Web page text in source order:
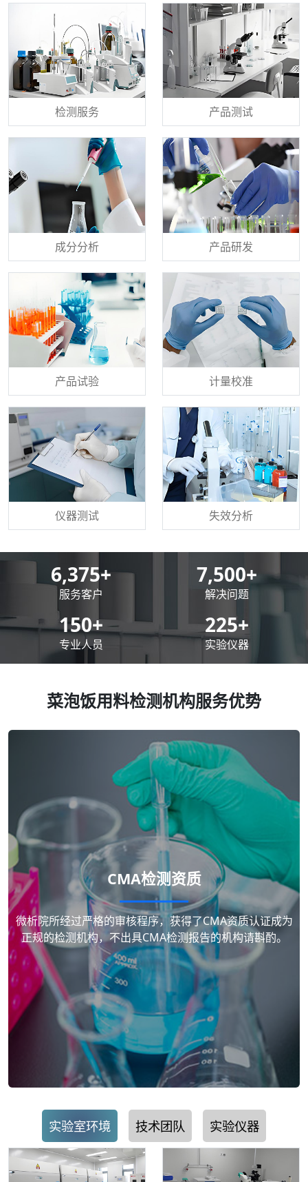
检测服务 产品测试
成分分析 产品研发
产品试验 计量校准
仪器测试 失效分析
8,500+
服务客户
10,000+
解决问题
200+
专业人员
300+
实验仪器
菜泡饭用料检测机构服务优势
CMA检测资质
微析院所经过严格的审核程序，获得了CMA资质认证成为
正规的检测机构，不出具CMA检测报告的机构请斟酌。
实验室环境 技术团队 实验仪器